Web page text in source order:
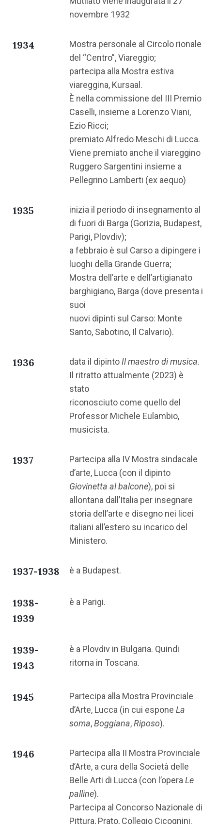
novembre 1932
1934
Mostra personale al Circolo rionale
del “Centro”, Viareggio;
partecipa alla Mostra estiva
viareggina, Kursaal.
È nella commissione del III Premio
Caselli, insieme a Lorenzo Viani,
Ezio Ricci;
premiato Alfredo Meschi di Lucca.
Viene premiato anche il viareggino
Ruggero Sargentini insieme a
Pellegrino Lamberti (ex aequo)
1935
inizia il periodo di insegnamento al
di fuori di Barga (Gorizia, Budapest,
Parigi, Plovdiv);
a febbraio è sul Carso a dipingere i
luoghi della Grande Guerra;
Mostra dell’arte e dell’artigianato
barghigiano, Barga (dove presenta i
suoi
nuovi dipinti sul Carso: Monte
Santo, Sabotino, Il Calvario).
1936 data il dipintoIl maestro di musica.
Il ritratto attualmente (2023) è
stato
riconosciuto come quello del
Professor Michele Eulambio,
musicista.
1937
Partecipa alla IV Mostra sindacale
d’arte, Lucca (con il dipinto
Giovinetta al balcone), poi si
allontana dall’Italia per insegnare
storia dell’arte e disegno nei licei
italiani all’estero su incarico del
Ministero.
1937-1938 è a Budapest.
1938-
1939
è a Parigi.
1939-
1943
è a Plovdiv in Bulgaria. Quindi
ritorna in Toscana.
1945
Partecipa alla Mostra Provinciale
d’Arte, Lucca (in cui espone La
soma,Boggiana,Riposo).
1946
Partecipa alla II Mostra Provinciale
d’Arte, a cura della Società delle
Belle Arti di Lucca (con l’operaLe
palline).
Partecipa al Concorso Nazionale di
Pittura, Prato, Collegio Cicognini.